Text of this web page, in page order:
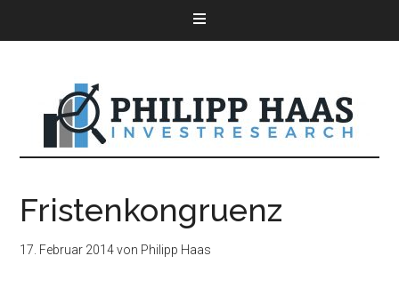
Fristenkongruenz
17. Februar 2014von Philipp Haas